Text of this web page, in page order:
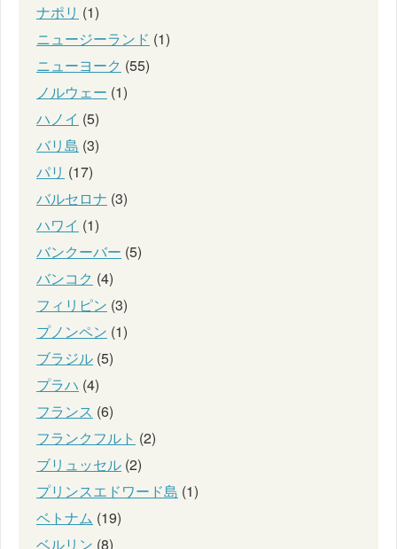
ナポリ (1)
ニュージーランド (1)
ニューヨーク (55)
ノルウェー (1)
ハノイ (5)
バリ島 (3)
パリ (17)
バルセロナ (3)
ハワイ (1)
バンクーバー (5)
バンコク (4)
フィリピン (3)
プノンペン (1)
ブラジル (5)
プラハ (4)
フランス (6)
フランクフルト (2)
ブリュッセル (2)
プリンスエドワード島 (1)
ベトナム (19)
ベルリン (8)